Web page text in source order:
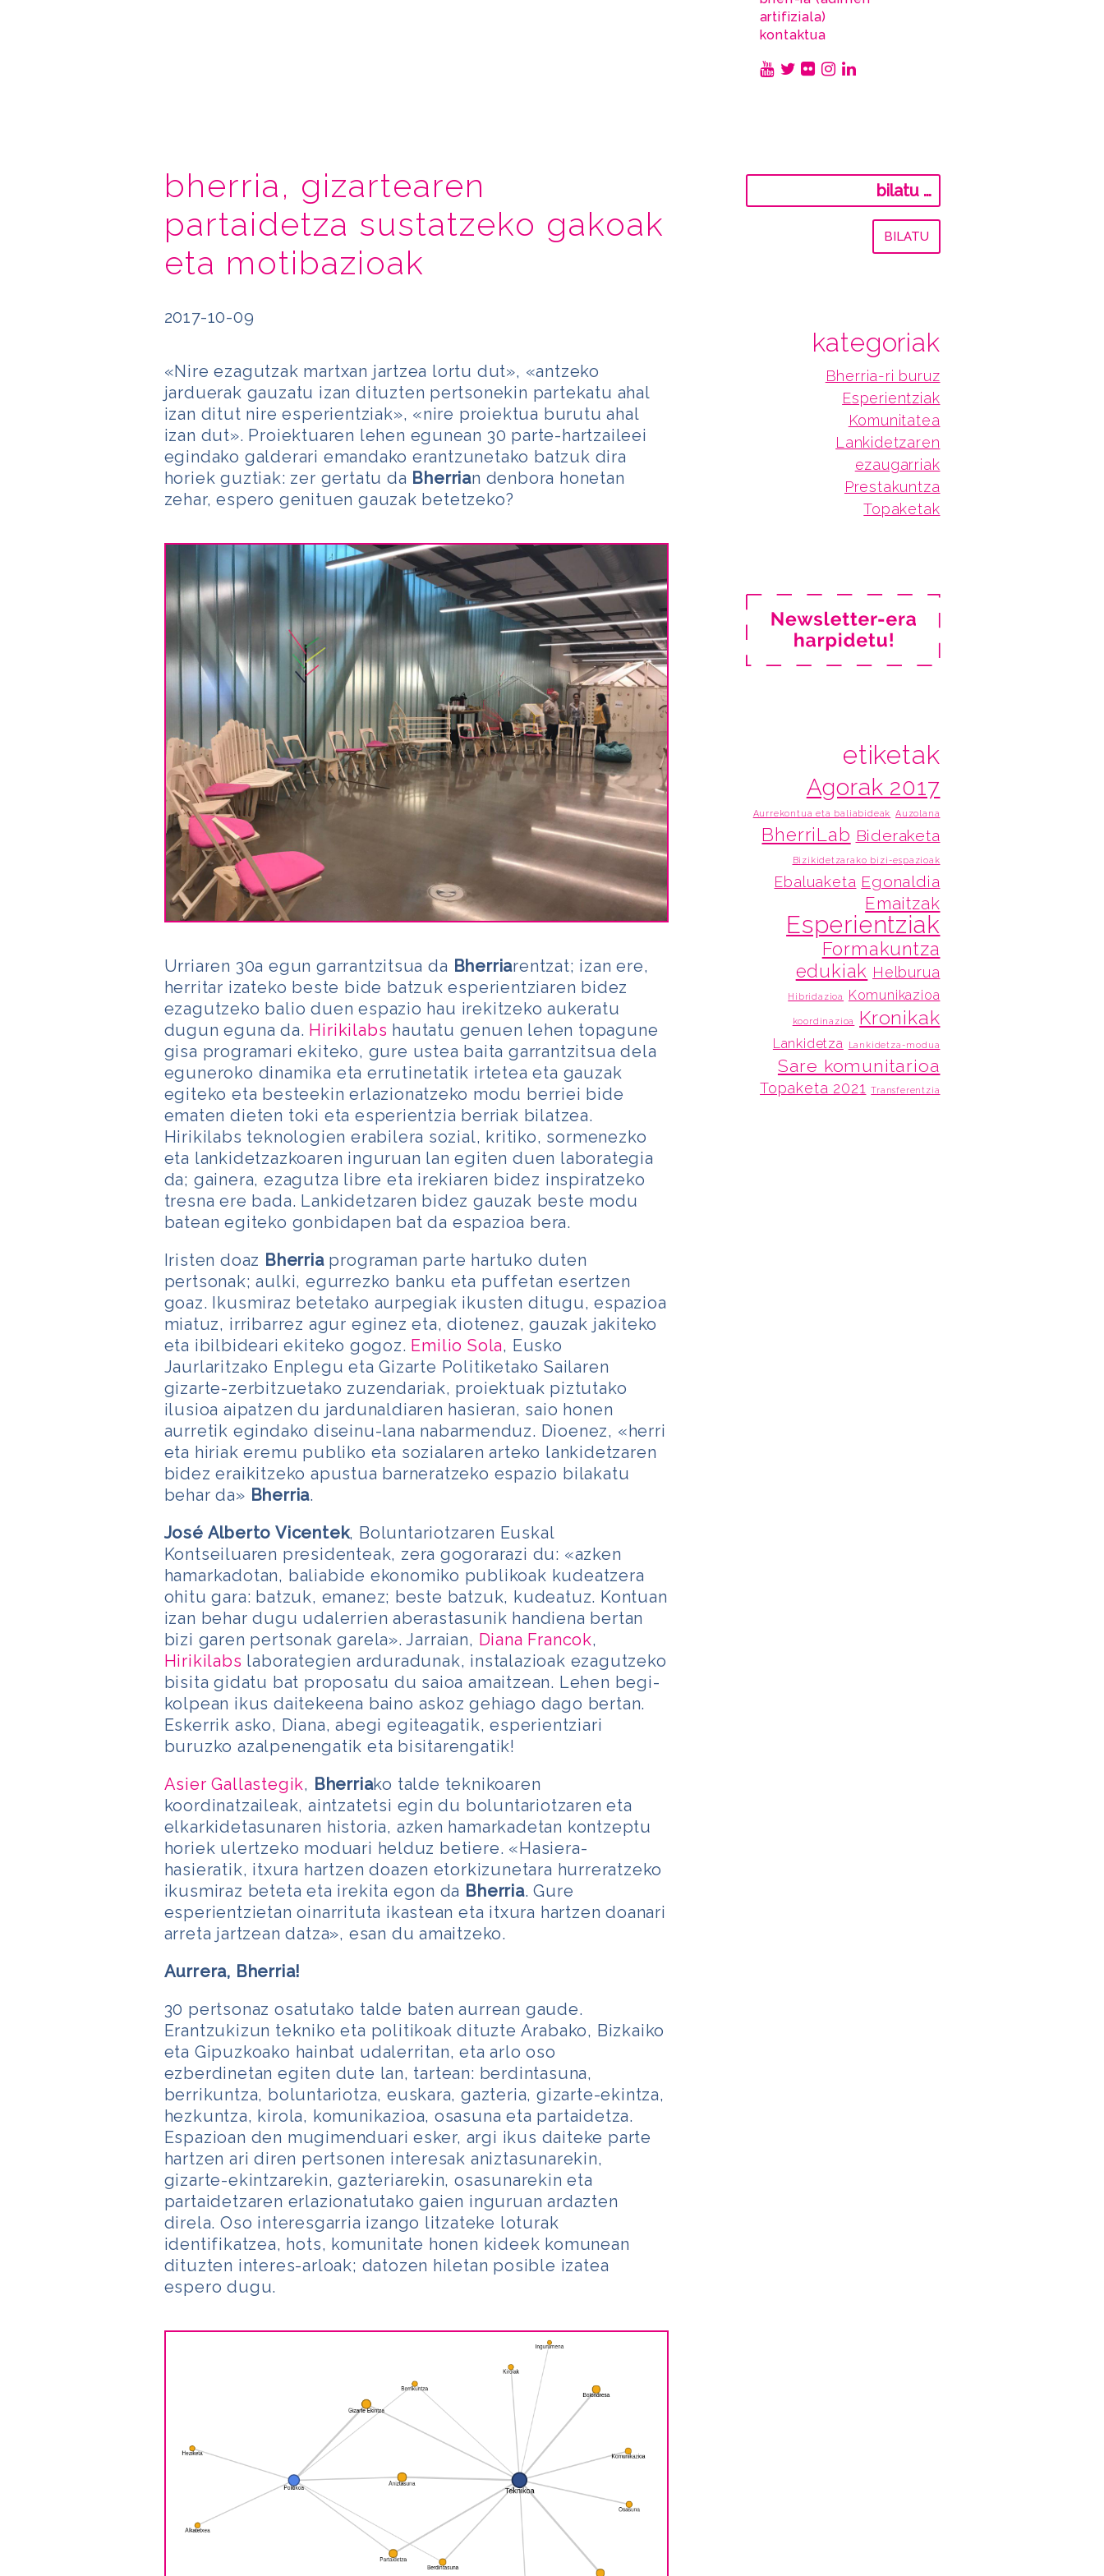
artifiziala)
kontaktua
bherria, gizartearen
partaidetza sustatzeko gakoak
eta motibazioak
2017-10-09
«Nire ezagutzak martxan jartzea lortu dut», «antzeko
jarduerak gauzatu izan dituzten pertsonekin partekatu ahal
izan ditut nire esperientziak», «nire proiektua burutu ahal
izan dut». Proiektuaren lehen egunean 30 parte-hartzaileei
egindako galderari emandako erantzunetako batzuk dira
horiek guztiak: zer gertatu da Bherrian denbora honetan
zehar, espero genituen gauzak betetzeko?
Urriaren 30a egun garrantzitsua da Bherriarentzat; izan ere,
herritar izateko beste bide batzuk esperientziaren bidez
ezagutzeko balio duen espazio hau irekitzeko aukeratu
dugun eguna da. Hirikilabs hautatu genuen lehen topagune
gisa programari ekiteko, gure ustea baita garrantzitsua dela
eguneroko dinamika eta errutinetatik irtetea eta gauzak
egiteko eta besteekin erlazionatzeko modu berriei bide
ematen dieten toki eta esperientzia berriak bilatzea.
Hirikilabs teknologien erabilera sozial, kritiko, sormenezko
eta lankidetzazkoaren inguruan lan egiten duen laborategia
da; gainera, ezagutza libre eta irekiaren bidez inspiratzeko
tresna ere bada. Lankidetzaren bidez gauzak beste modu
batean egiteko gonbidapen bat da espazioa bera.
Iristen doaz Bherriaprograman parte hartuko duten
pertsonak; aulki, egurrezko banku eta puffetan esertzen
goaz. Ikusmiraz betetako aurpegiak ikusten ditugu, espazioa
miatuz, irribarrez agur eginez eta, diotenez, gauzak jakiteko
eta ibilbideari ekiteko gogoz. Emilio Sola, Eusko
Jaurlaritzako Enplegu eta Gizarte Politiketako Sailaren
gizarte-zerbitzuetako zuzendariak, proiektuak piztutako
ilusioa aipatzen du jardunaldiaren hasieran, saio honen
aurretik egindako diseinu-lana nabarmenduz. Dioenez, «herri
eta hiriak eremu publiko eta sozialaren arteko lankidetzaren
bidez eraikitzeko apustua barneratzeko espazio bilakatu
behar da» Bherria.
José Alberto Vicentek, Boluntariotzaren Euskal
Kontseiluaren presidenteak, zera gogorarazi du: «azken
hamarkadotan, baliabide ekonomiko publikoak kudeatzera
ohitu gara: batzuk, emanez; beste batzuk, kudeatuz. Kontuan
izan behar dugu udalerrien aberastasunik handiena bertan
bizi garen pertsonak garela». Jarraian, Diana Francok,
Hirikilabs laborategien arduradunak, instalazioak ezagutzeko
bisita gidatu bat proposatu du saioa amaitzean. Lehen begi-
kolpean ikus daitekeena baino askoz gehiago dago bertan.
Eskerrik asko, Diana, abegi egiteagatik, esperientziari
buruzko azalpenengatik eta bisitarengatik!
Asier Gallastegik, Bherriako talde teknikoaren
koordinatzaileak, aintzatetsi egin du boluntariotzaren eta
elkarkidetasunaren historia, azken hamarkadetan kontzeptu
horiek ulertzeko moduari helduz betiere. «Hasiera-
hasieratik, itxura hartzen doazen etorkizunetara hurreratzeko
ikusmiraz beteta eta irekita egon da Bherria. Gure
esperientzietan oinarrituta ikastean eta itxura hartzen doanari
arreta jartzean datza», esan du amaitzeko.
Aurrera, Bherria!
30 pertsonaz osatutako talde baten aurrean gaude.
Erantzukizun tekniko eta politikoak dituzte Arabako, Bizkaiko
eta Gipuzkoako hainbat udalerritan, eta arlo oso
ezberdinetan egiten dute lan, tartean: berdintasuna,
berrikuntza, boluntariotza, euskara, gazteria, gizarte-ekintza,
hezkuntza, kirola, komunikazioa, osasuna eta partaidetza.
Espazioan den mugimenduari esker, argi ikus daiteke parte
hartzen ari diren pertsonen interesak aniztasunarekin,
gizarte-ekintzarekin, gazteriarekin, osasunarekin eta
partaidetzaren erlazionatutako gaien inguruan ardazten
direla. Oso interesgarria izango litzateke loturak
identifikatzea, hots, komunitate honen kideek komunean
dituzten interes-arloak; datozen hiletan posible izatea
espero dugu.
kategoriak
Bherria-ri buruz
Esperientziak
Komunitatea
Lankidetzaren
ezaugarriak
Prestakuntza
Topaketak
etiketak
Agorak 2017
Aurrekontua eta baliabideak Auzolana
BherriLab Bideraketa
Bizikidetzarako bizi-espazioak
Ebaluaketa Egonaldia
Emaitzak
Esperientziak
Formakuntza
edukiak Helburua
Hibridazioa Komunikazioa
koordinazioa Kronikak
Lankidetza Lankidetza-modua
Sare komunitarioa
Topaketa 2021 Transferentzia